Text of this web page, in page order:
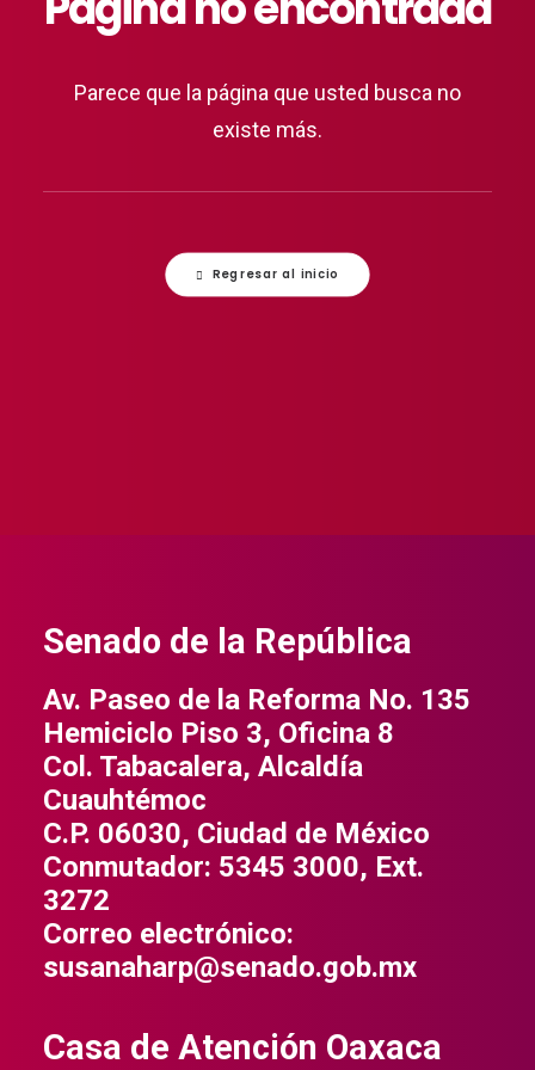
Parece que la página que usted busca no
existe más.
Regresar al inicio
Senado de la República
Av. Paseo de la Reforma No. 135
Hemiciclo Piso 3, Oficina 8
Col. Tabacalera, Alcaldía
Cuauhtémoc
C.P. 06030, Ciudad de México
Conmutador: 5345 3000, Ext.
3272
Correo electrónico:
susanaharp@senado.gob.mx
Casa de Atención Oaxaca